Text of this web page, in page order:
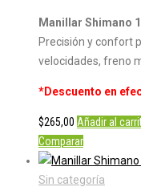
Manillar Shimano
Precisión y confort
velocidades, freno
*Descuento en
$265,00 Añadir al
Comparar
Sin categoría